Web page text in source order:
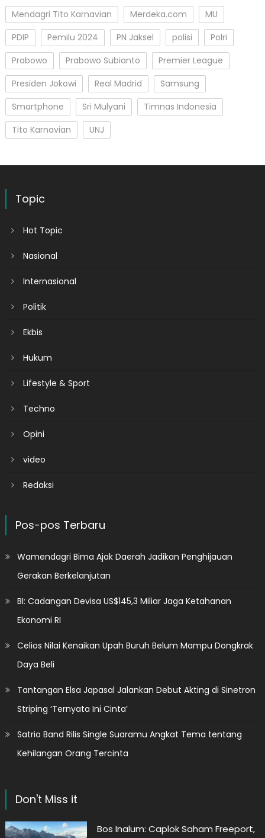
Mendagri Tito Karnavian
Merdeka.com
MU
PDIP
Pemilu 2024 PN Jaksel polisi
Polri
Prabowo
Prabowo Subianto
Premier League
Presiden Jokowi
Real Madrid
Samsung
Smartphone
Sri Mulyani
Timnas Indonesia
Tito Karnavian
UNJ
Topic
Hot Topic
Nasional
Internasional
Politik
Ekbis
Hukum
Lifestyle & Sport
Techno
Opini
video
Redaksi
Pos-pos Terbaru
Wamendagri Bima Ajak Daerah Jadikan Penghijauan
Gerakan Berkelanjutan
BI: Cadangan Devisa US$145,3 Miliar Jaga Ketahanan
Ekonomi RI
Celios Nilai Kenaikan Upah Buruh Belum Mampu Dongkrak
Daya Beli
Tantangan Elsa Japasal Jalankan Debut Akting di Sinetron
Striping ‘Ternyata Ini Cinta’
Satrio Band Rilis Single Suaramu Angkat Tema tentang
Kehilangan Orang Tercinta
Don't Miss it
Bos Inalum: Caplok Saham Freeport,